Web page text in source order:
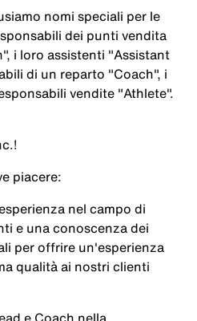
nomi speciali per le
dei punti vendita
i loro assistenti "Assistant
di un reparto "Coach", i
vendite "Athlete".
piacere:
nel campo di
e una conoscenza dei
per offrire un'esperienza
qualità ai nostri clienti